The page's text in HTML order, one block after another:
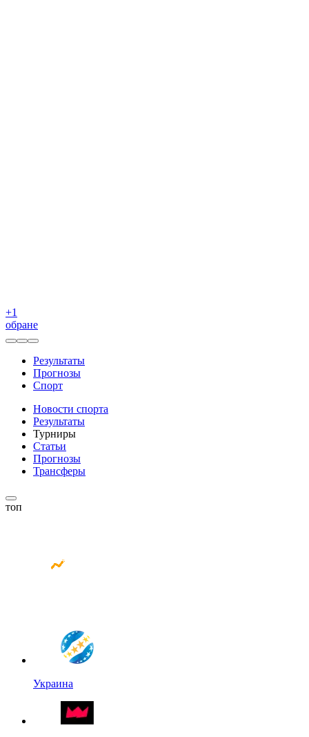
+1
обране
Результаты
Прогнозы
Спорт
Новости спорта
Результаты
Турниры
Статьи
Прогнозы
Трансферы
топ
Украина